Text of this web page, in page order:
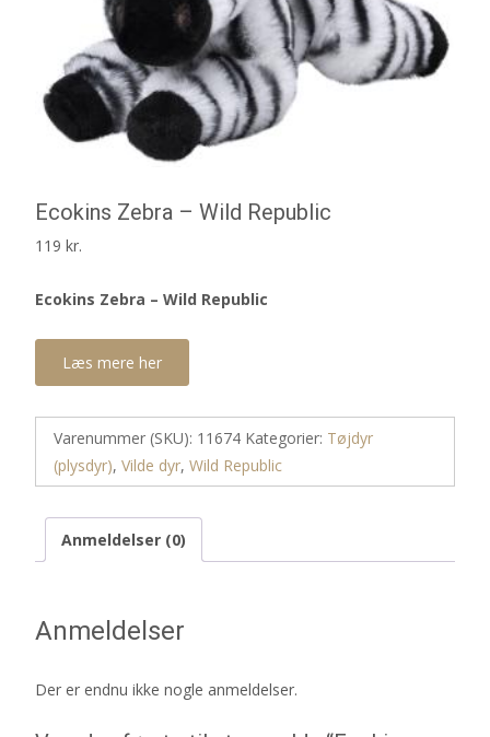
Ecokins Zebra – Wild Republic
119 kr.
Ecokins Zebra – Wild Republic
Læs mere her
Varenummer (SKU): 11674 Kategorier: Tøjdyr
(plysdyr), Vilde dyr, Wild Republic
Anmeldelser (0)
Anmeldelser
Der er endnu ikke nogle anmeldelser.